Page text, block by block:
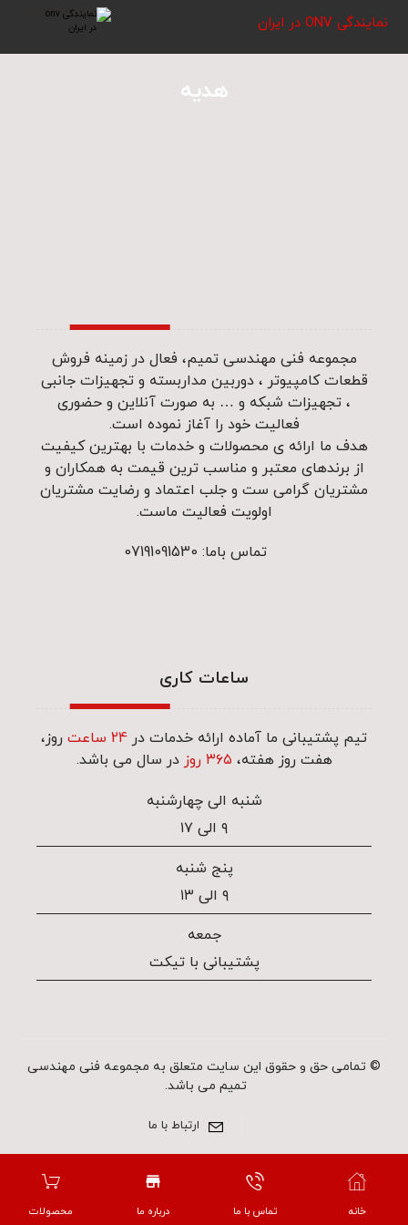
نمایندگی ONV در ایران
هدیه
مجموعه فنی مهندسی تمیم، فعال در زمینه فروش
قطعات کامپیوتر ، دوربین مداربسته و تجهیزات جانبی
، تجهیزات شبکه و … به صورت آنلاین و حضوری
فعالیت خود را آغاز نموده است.
هدف ما ارائه ی محصولات و خدمات با بهترین کیفیت
از برندهای معتبر و مناسب ترین قیمت به همکاران و
مشتریان گرامی ست و جلب اعتماد و رضایت مشتریان
اولویت فعالیت ماست.
تماس باما: 07191091530
ساعات کاری
تیم پشتیبانی ما آماده ارائه خدمات در 24 ساعت
روز،
هفت روز هفته، ۳۶۵ روز در سال می باشد.
شنبه الی چهارشنبه
۹ الی ۱۷
پنج شنبه
۹ الی ۱۳
جمعه
پشتیبانی با تیکت
© تمامی حق و حقوق این سایت متعلق به مجموعه فنی مهندسی
تمیم می باشد.
ارتباط با ما
خانه تماس با ما درباره ما محصولات